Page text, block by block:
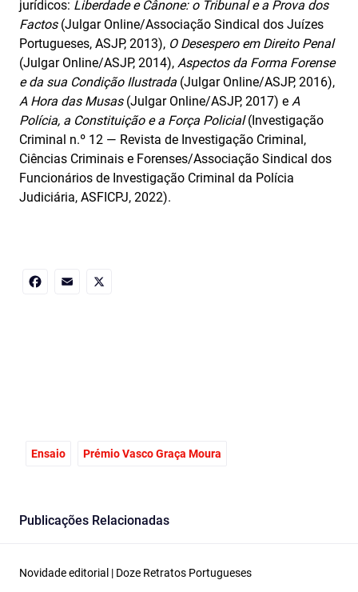
jurídicos: Liberdade e Cânone: o Tribunal e a Prova dos
Factos (Julgar Online/Associação Sindical dos Juízes
Portugueses, ASJP, 2013), O Desespero em Direito Penal
(Julgar Online/ASJP, 2014), Aspectos da Forma Forense
e da sua Condição Ilustrada (Julgar Online/ASJP, 2016),
A Hora das Musas(Julgar Online/ASJP, 2017) e A
Polícia, a Constituição e a Força Policial(Investigação
Criminal n.º 12 — Revista de Investigação Criminal,
Ciências Criminais e Forenses/Associação Sindical dos
Funcionários de Investigação Criminal da Polícia
Judiciária, ASFICPJ, 2022).
Ensaio Prémio Vasco Graça Moura
Publicações Relacionadas
Novidade editorial | Doze Retratos Portugueses